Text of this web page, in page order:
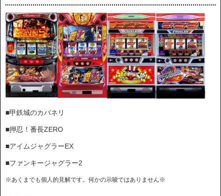
■甲鉄城のカバネリ
■押忍！番長ZERO
■アイムジャグラーEX
■ファンキージャグラー2
※あくまでも個人的見解です。何かの示唆ではありません※